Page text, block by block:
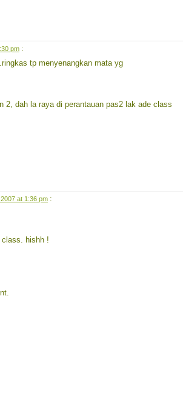
pm :
tp menyenangkan mata yg
2, dah la raya di perantauan pas2 lak ade class
at 1:36 pm :
class. hishh !